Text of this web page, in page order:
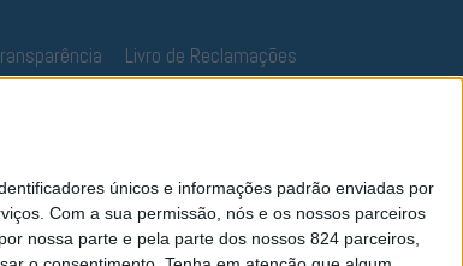
únicos e informações padrão enviadas por
Com a sua permissão, nós e os nossos parceiros
nossa parte e pela parte dos nossos 824 parceiros,
Livro de Reclamações